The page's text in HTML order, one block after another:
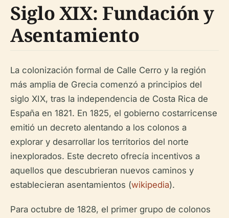
Siglo XIX: Fundación y
Asentamiento
La colonización formal de Calle Cerro y la región
más amplia de Grecia comenzó a principios del
siglo XIX, tras la independencia de Costa Rica de
España en 1821. En 1825, el gobierno costarricense
emitió un decreto alentando a los colonos a
explorar y desarrollar los territorios del norte
inexplorados. Este decreto ofrecía incentivos a
aquellos que descubrieran nuevos caminos y
establecieran asentamientos (wikipedia).
Para octubre de 1828, el primer grupo de colonos